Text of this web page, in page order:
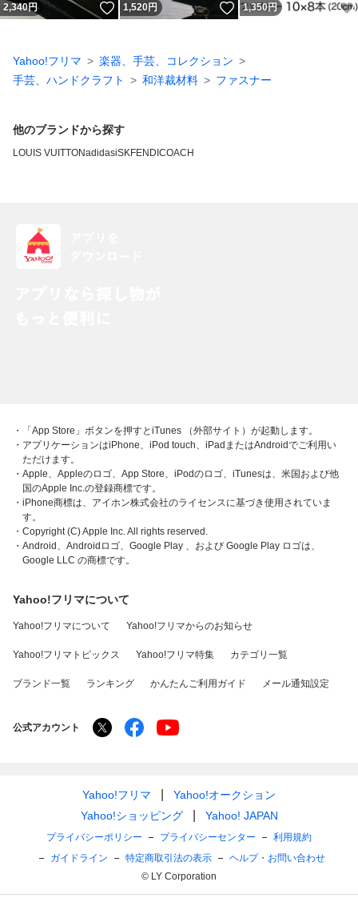
2,340円 いいね！
1,520円 いいね！
1,350円
Yahoo!フリマ
楽器、手芸、コレクション
手芸、ハンドクラフト
和洋裁材料 ファスナー
他のブランドから探す
LOUIS VUITTONadidasiSKFENDI COACH
・「App Store」ボタンを押すとiTunes （外部サイト）が起動します。
・アプリケーションはiPhone、iPod touch、iPadまたはAndroidでご利用い
ただけます。
・Apple、Appleのロゴ、App Store、iPodのロゴ、iTunesは、米国および他
国のApple Inc.の登録商標です。
・iPhone商標は、アイホン株式会社のライセンスに基づき使用されていま
す。
・Copyright (C) Apple Inc. All rights reserved.
・Android、Androidロゴ、Google Play 、および Google Play ロゴは、
Google LLC の商標です。
Yahoo!フリマについて
Yahoo!フリマについて Yahoo!フリマからのお知らせ
Yahoo!フリマトピックス Yahoo!フリマ特集 カテゴリ一覧
ブランド一覧 ランキング かんたんご利用ガイド メール通知設定
公式アカウント
Yahoo!フリマ
Yahoo!オークション
Yahoo!ショッピング
Yahoo! JAPAN
プライバシーポリシー プライバシーセンター
利用規約
ガイドライン
特定商取引法の表示
ヘルプ・お問い合わせ
© LY Corporation